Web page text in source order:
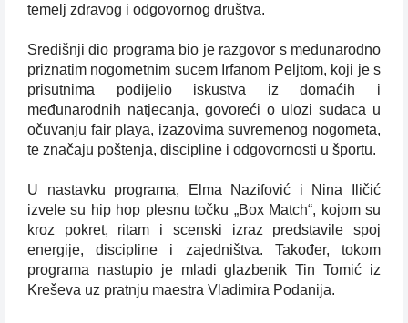
temelj zdravog i odgovornog društva.
Središnji dio programa bio je razgovor s međunarodno
priznatim nogometnim sucem Irfanom Peljtom, koji je s
prisutnima podijelio iskustva iz domaćih i
međunarodnih natjecanja, govoreći o ulozi sudaca u
očuvanju fair playa, izazovima suvremenog nogometa,
te značaju poštenja, discipline i odgovornosti u športu.
U nastavku programa, Elma Nazifović i Nina Iličić
izvele su hip hop plesnu točku „Box Match“, kojom su
kroz pokret, ritam i scenski izraz predstavile spoj
energije, discipline i zajedništva. Također, tokom
programa nastupio je mladi glazbenik Tin Tomić iz
Kreševa uz pratnju maestra Vladimira Podanija.